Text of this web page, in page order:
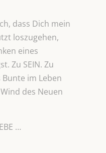
dass Dich mein
loszugehen,
eines
Zu SEIN. Zu
Bunte im Leben
des Neuen
…